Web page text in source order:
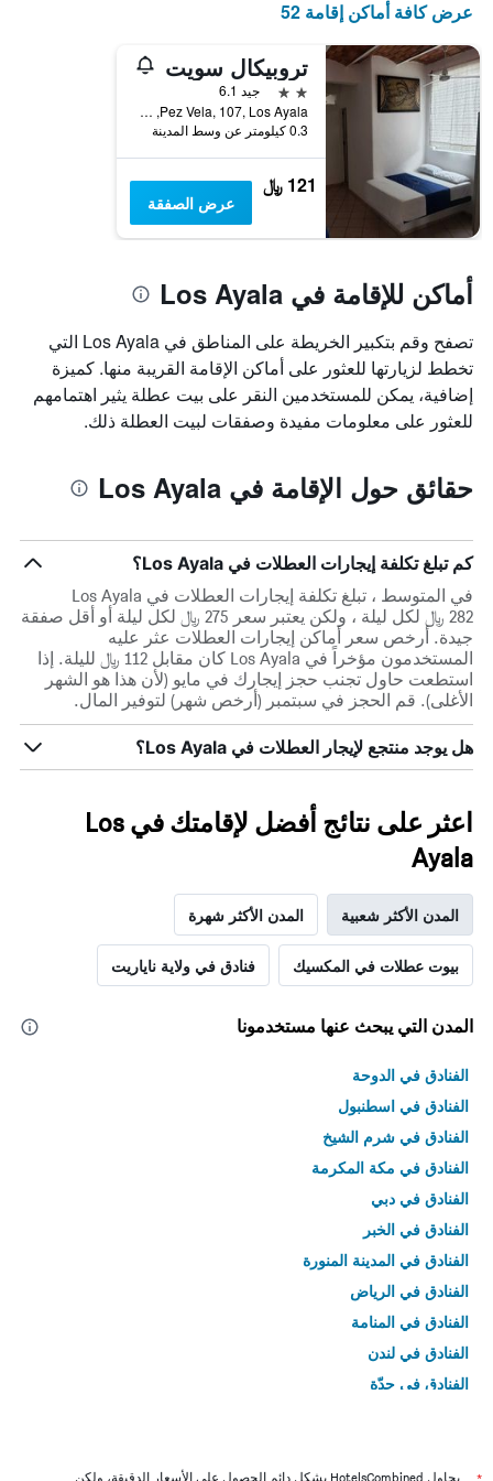
الذي
أيام
الأسبوع.
يتضمن
المخطط
التالي
محور
Y
الذي
سعر
غرفة
عرض كافة أماكن إقامة 52
تروبيكال سويت
2 نجمتين
جيد 6.1
Pez Vela, 107, Los Ayala, ولاية ناياريت, المكسيك
0.3 كيلومتر عن وسط المدينة
121 ﷼
عرض الصفقة
أماكن للإقامة في Los Ayala
تصفح وقم بتكبير الخريطة على المناطق في Los Ayala التي
تخطط لزيارتها للعثور على أماكن الإقامة القريبة منها. كميزة
إضافية، يمكن للمستخدمين النقر على بيت عطلة يثير اهتمامهم
للعثور على معلومات مفيدة وصفقات لبيت العطلة ذلك.
حقائق حول الإقامة في Los Ayala
كم تبلغ تكلفة إيجارات العطلات في Los Ayala؟
في المتوسط ، تبلغ تكلفة إيجارات العطلات في Los Ayala
282 ﷼ لكل ليلة ، ولكن يعتبر سعر 275 ﷼ لكل ليلة أو أقل صفقة
جيدة. أرخص سعر أماكن إيجارات العطلات عثر عليه
المستخدمون مؤخراً في Los Ayala كان مقابل 112 ﷼ لليلة. إذا
استطعت حاول تجنب حجز إيجارك في مايو (لأن هذا هو الشهر
الأغلى). قم الحجز في سبتمبر (أرخص شهر) لتوفير المال.
هل يوجد منتجع لإيجار العطلات في Los Ayala؟
اعثر على نتائج أفضل لإقامتك في Los
Ayala
المدن الأكثر شعبية المدن الأكثر شهرة
بيوت عطلات في المكسيك فنادق في ولاية ناياريت
المدن التي يبحث عنها مستخدمونا
الفنادق في الدوحة
الفنادق في اسطنبول
الفنادق في شرم الشيخ
الفنادق في مكة المكرمة
الفنادق في دبي
الفنادق في الخبر
الفنادق في المدينة المنورة
الفنادق في الرياض
الفنادق في المنامة
الفنادق في لندن
الفنادق في جدّة
يحاول HotelsCombined بشكل دائم الحصول على الأسعار الدقيقة، ولكن